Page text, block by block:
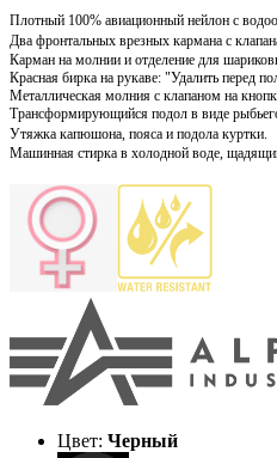
Плотный 100% авиационный нейлон с
Два фронтальных врезных кармана с
Карман на молнии и отделение для
Красная бирка на рукаве: "Удалить перед
Металлическая молния с клапаном на
Трансформирующийся подол в виде
Утяжка капюшона, пояса и подола куртки.
Машинная стирка в холодной воде,
Цвет: Черный